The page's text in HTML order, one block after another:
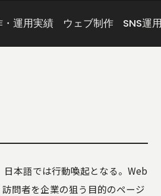
・運用実績 ウェブ制作 SNS運
日本語では行動喚起となる。Web
問者を企業の狙う目的のページ